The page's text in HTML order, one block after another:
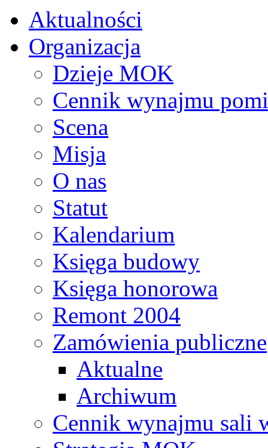
Aktualności
Organizacja
Dzieje MOK
Cennik wynajmu
Scena
Misja
O nas
Statut
Kalendarium
Księga budowy
Księga honorowa
Remont 2004
Zamówienia publiczne
Aktualne
Archiwum
Cennik wynajmu sali